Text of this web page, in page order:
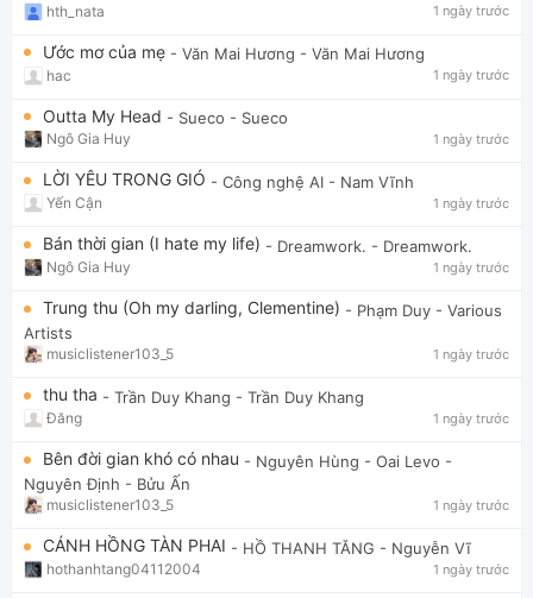
hth_nata 1 ngày trước
Ước mơ của mẹ - Văn Mai Hương - Văn Mai Hương
hac 1 ngày trước
Outta My Head - Sueco - Sueco
Ngô Gia Huy 1 ngày trước
LỜI YÊU TRONG GIÓ - Công nghệ AI - Nam Vĩnh
Yến Cận 1 ngày trước
Bán thời gian (I hate my life) - Dreamwork. - Dreamwork.
Ngô Gia Huy 1 ngày trước
Trung thu (Oh my darling, Clementine) - Phạm Duy - Various
Artists
musiclistener103_5 1 ngày trước
thu tha - Trần Duy Khang - Trần Duy Khang
Đăng 1 ngày trước
Bên đời gian khó có nhau - Nguyên Hùng - Oai Levo -
Nguyên Định - Bửu Ấn
musiclistener103_5 1 ngày trước
CÁNH HỒNG TÀN PHAI - HỒ THANH TĂNG - Nguyễn Vĩ
hothanhtang04112004 1 ngày trước